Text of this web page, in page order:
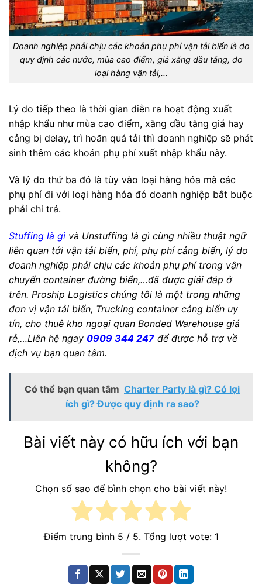
Doanh nghiệp phải chịu các khoản phụ phí vận tải biển là do
quy định các nước, mùa cao điểm, giá xăng dầu tăng, do
loại hàng vận tải,…
Lý do tiếp theo là thời gian diễn ra hoạt động xuất
nhập khẩu như mùa cao điểm, xăng dầu tăng giá hay
cảng bị delay, trì hoãn quá tải thì doanh nghiệp sẽ phát
sinh thêm các khoản phụ phí xuất nhập khẩu này.
Và lý do thứ ba đó là tùy vào loại hàng hóa mà các
phụ phí đi với loại hàng hóa đó doanh nghiệp bắt buộc
phải chi trả.
Stuffing là gì và Unstuffing là gì cùng nhiều thuật ngữ
liên quan tới vận tải biển, phí, phụ phí cảng biển, lý do
doanh nghiệp phải chịu các khoản phụ phí trong vận
chuyển container đường biển,…đã được giải đáp ở
trên. Proship Logistics chúng tôi là một trong những
đơn vị vận tải biển, Trucking container cảng biển uy
tín, cho thuê kho ngoại quan Bonded Warehouse giá
rẻ,…Liên hệ ngay 0909 344 247 để được hỗ trợ về
dịch vụ bạn quan tâm.
Có thể bạn quan tâm Charter Party là gì? Có lợi
ích gì? Được quy định ra sao?
Bài viết này có hữu ích với bạn
không?
Chọn số sao để bình chọn cho bài viết này!
Điểm trung bình 5 / 5. Tổng lượt vote: 1